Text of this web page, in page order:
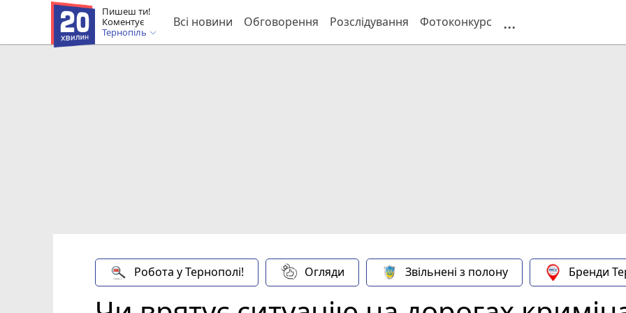
Пишеш ти!
Коментує
Тернопіль
Всі новини Обговорення Розслідування Фотоконкурс ...
Робота у Тернополі! Огляди Звільнені з полону Бренди